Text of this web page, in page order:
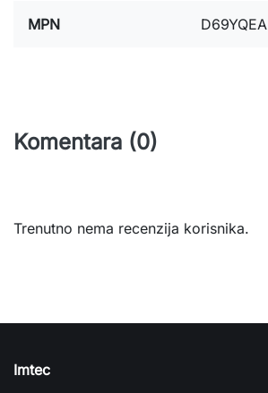
MPN D69YQEA
Komentara (0)
Trenutno nema recenzija korisnika.
Imtec